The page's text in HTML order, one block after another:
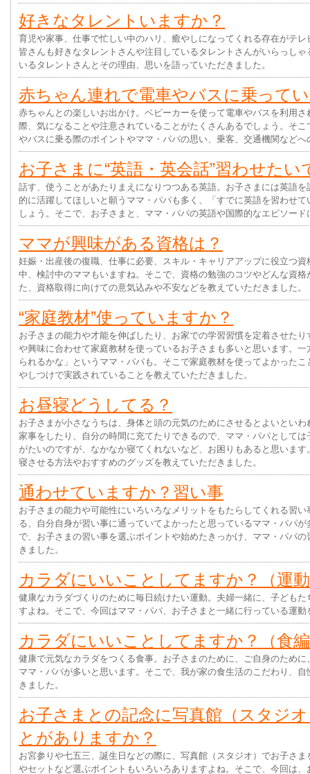
好きなタレントいますか？
育児や家事、仕事で忙しい中のハリ、癒やしになってくれる存在がテ
皆さんも好きなタレントさんや注目しているタレントさんがいらっし
いるタレントさんとその理由、思いを語っていただきました。
赤ちゃん連れで電車やバスに乗って
赤ちゃんとの楽しいお出かけ。ベビーカーを使って電車やバスを利用
際、気になることや注意されていることがたくさんあるでしょう。そ
やバスに乗る際のポイントやママ・パパの思い、乗客、交通機関など
お子さまに“英語・英会話”習わせたい
話す、使うことがあたりまえになりつつある英語。お子さまには英語
的に活躍してほしいと願うママ・パパも多く、「すでに英語を習わせ
しょう。そこで、お子さまと、ママ・パパの英語や国際的なエピソー
ママが興味がある資格は？
妊娠・出産後の復職、仕事に必要、スキル・キャリアアップに役立つ
中、検討中のママもいますね。そこで、資格の勉強のコツやどんな資
た、資格取得に向けての意気込みや不安などを教えていただきました。
“家庭教材”使っていますか？
お子さまの能力や才能を伸ばしたり、お家での学習習慣を定着させた
や興味に合わせて家庭教材を使っているお子さまも多いと思います。
られるかな」というママ・パパも。そこで家庭教材を使ってよかった
やしつけで実践されていることを教えていただきました。
お昼寝どうしてる？
お子さまが小さなうちは、身体と頭の元気のためにさせるとよいとい
家事をしたり、自分の時間に充てたりできるので、ママ・パパとして
がたいのですが、なかなか寝てくれないなど、お困りもあると思いま
寝させる方法やおすすめのグッズを教えていただきました。
通わせていますか？習い事
お子さまの能力や可能性にいろいろなメリットをもたらしてくれる習
る、自分自身が習い事に通っていてよかったと思っているママ・パパ
で、お子さまの習い事を選ぶポイントや始めたきっかけ、ママ・パパ
きました。
カラダにいいことしてますか？（運
健康なカラダづくりのために毎日続けたい運動。夫婦一緒に、子ども
すよね。そこで、今回はママ・パパ、お子さまと一緒に行っている運
カラダにいいことしてますか？（食
健康で元気なカラダをつくる食事。お子さまのために、ご自身のため
ママ・パパが多いと思います。そこで、我が家の食生活のこだわり、
きました。
お子さまとの記念に写真館（スタジ
とがありますか？
お宮参りや七五三、誕生日などの際に、写真館（スタジオ）でお子さ
やセットなど選ぶポイントもいろいろありますよね。そこで、今回は